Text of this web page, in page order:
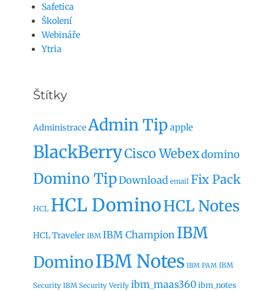
Safetica
Školení
Webináře
Ytria
Štítky
AdministraceAdmin Tip apple
BlackBerryCisco Webexdomino
Domino TipDownload email Fix Pack
HCL HCL DominoHCL Notes
HCL Traveler IBM IBM Champion IBM
DominoIBM Notes IBM PAM IBM
Security IBM Security Verify ibm_maas360ibm_notes